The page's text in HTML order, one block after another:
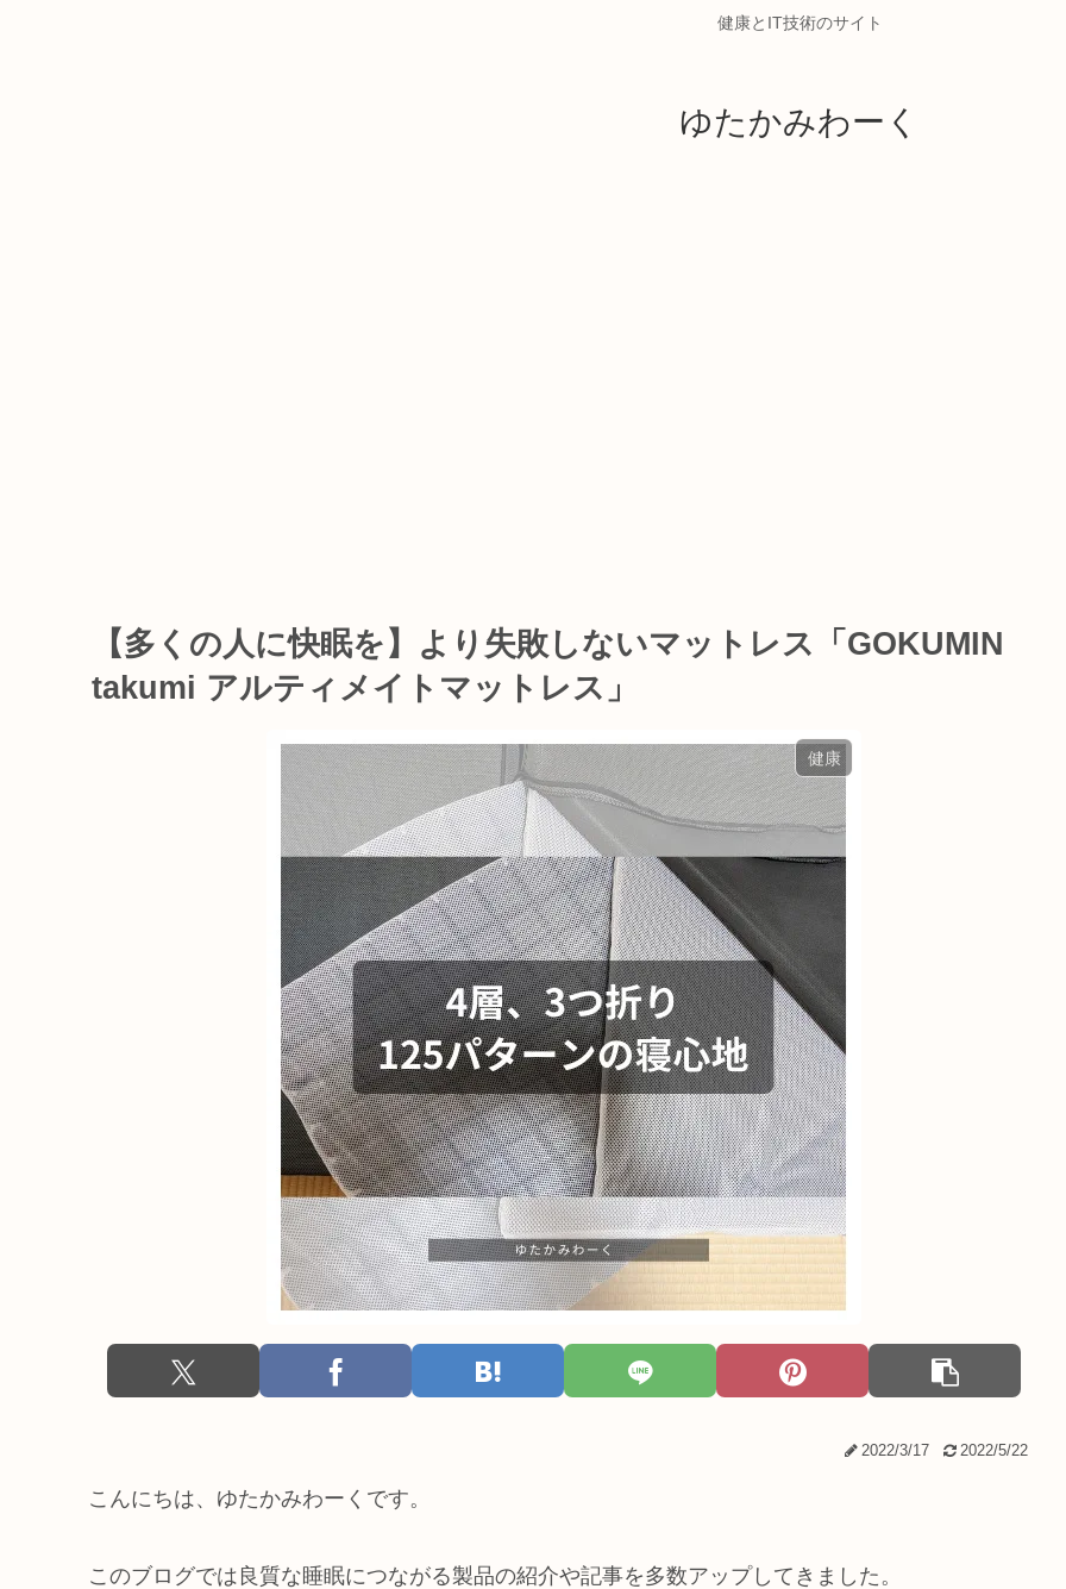
健康とIT技術のサイト
ゆたかみわーく
【多くの人に快眠を】より失敗しないマットレス「GOKUMIN
takumi アルティメイトマットレス」
健康
2022/3/17 2022/5/22
こんにちは、ゆたかみわーくです。
このブログでは良質な睡眠につながる製品の紹介や記事を多数アップしてきました。